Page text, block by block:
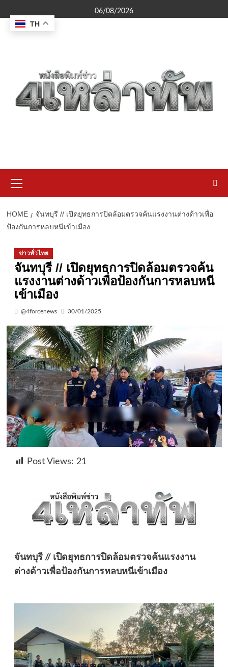
to
content
06/08/2026
Menu
HOME
จันทบุรี // เปิดยุทธการปิดล้อมตรวจค้นแรงงานต่างด้าวเพื่อ
ป้องกันการหลบหนีเข้าเมือง
ข่าวทั่วไทย
จันทบุรี // เปิดยุทธการปิดล้อมตรวจค้น
แรงงานต่างด้าวเพื่อป้องกันการหลบหนี
เข้าเมือง
@4forcenews 30/01/2025
Post Views: 21
จันทบุรี // เปิดยุทธการปิดล้อมตรวจค้นแรงงาน
ต่างด้าวเพื่อป้องกันการหลบหนีเข้าเมือง
TH